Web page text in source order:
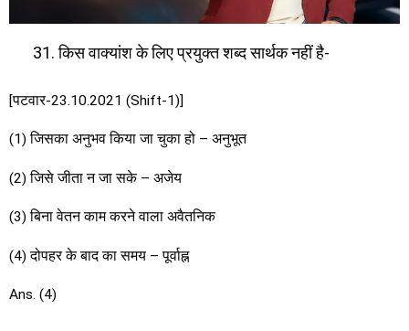
किस वाक्यांश के लिए प्रयुक्त शब्द सार्थक नहीं है-
[पटवार-23.10.2021 (Shift-1)]
(1) जिसका अनुभव किया जा चुका हो – अनुभूत
(2) जिसे जीता न जा सके – अजेय
(3) बिना वेतन काम करने वाला अवैतनिक
(4) दोपहर के बाद का समय – पूर्वाह्न
Ans. (4)